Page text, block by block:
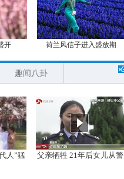
开 荷兰风信子进入盛放期
趣闻八卦
人”猛
父亲牺牲 21年后女儿从警